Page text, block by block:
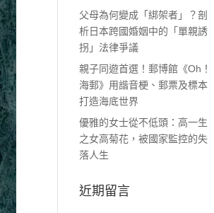
父母為何變成「綁架者」？剖
析日本跨國婚姻中的「單親誘
拐」法律爭議
親子同遊首選！郵博館《Oh！
海郵》用諧音梗、郵票及標本
打造海底世界
優雅的女士從不低頭：高一生
之女高菊花，被國家監控的失
落人生
近期留言